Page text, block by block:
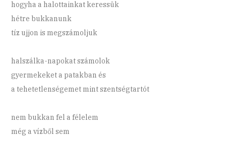
hogyha a halottainkat keressük
hétre bukkanunk
tíz ujjon is megszámoljuk
halszálka-napokat számolok
gyermekeket a patakban és
a tehetetlenségemet mint szentségtartót
nem bukkan fel a félelem
még a vízből sem